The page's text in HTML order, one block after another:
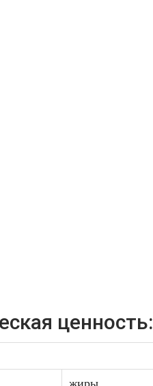
ценность:
жиры